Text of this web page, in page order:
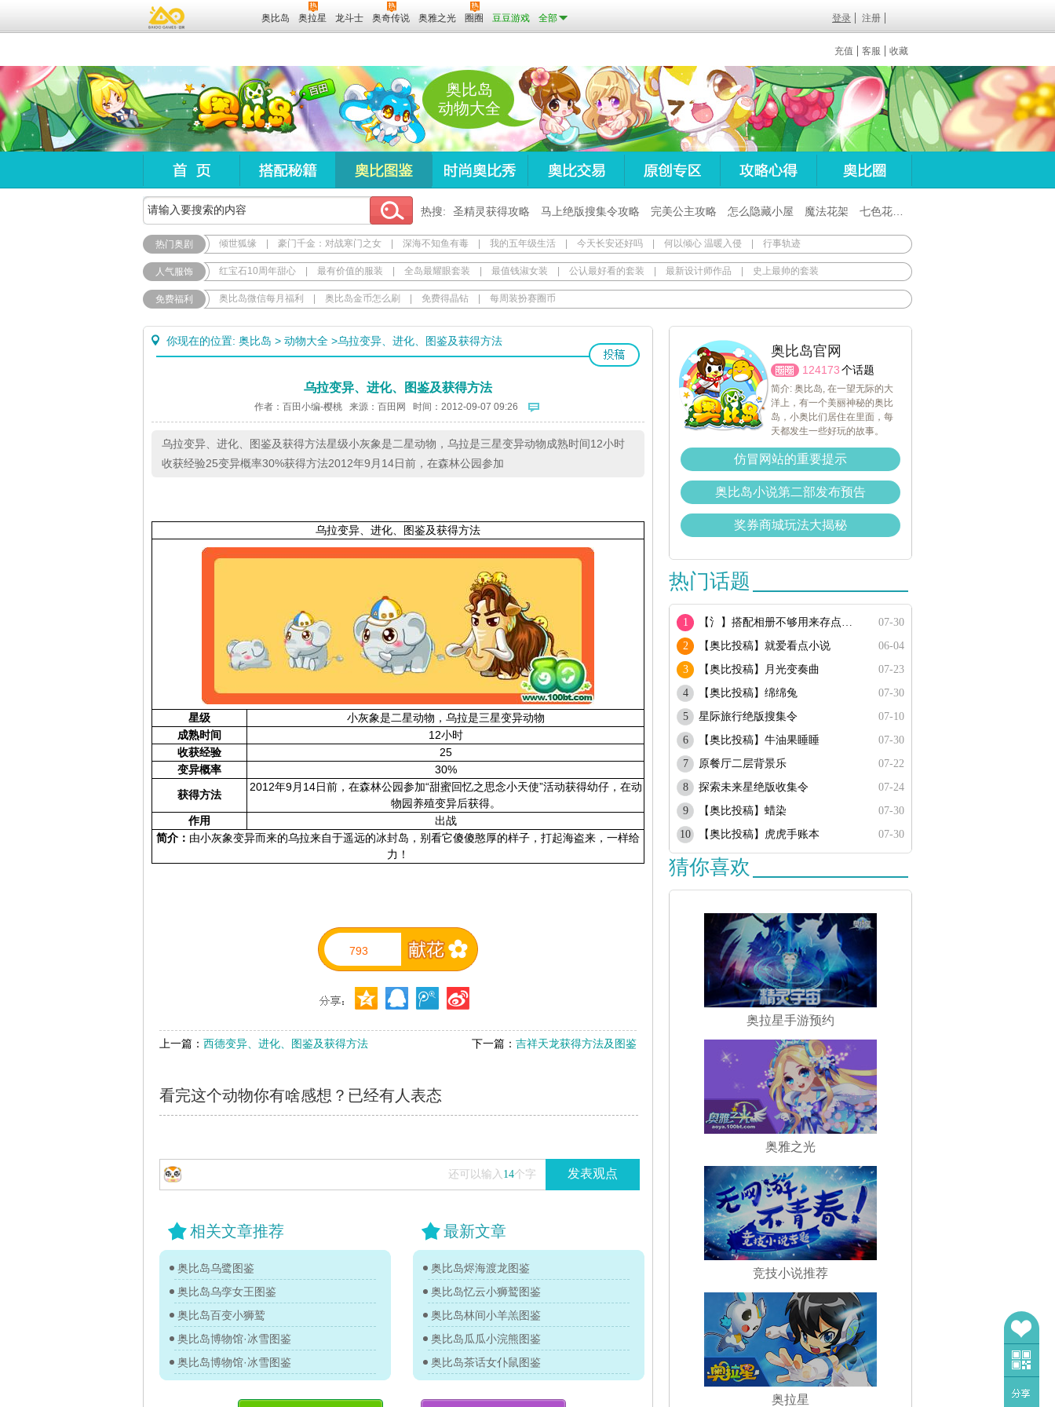
奥比岛 奥拉星 龙斗士 奥奇传说 奥雅之光 圈圈 豆豆游戏 全部 登录 注册
充值 客服 收藏
奥比岛
动物大全
热搜: 圣精灵获得攻略 马上绝版搜集令攻略 完美公主攻略 怎么隐藏小屋 魔法花架 七色花在哪
热门奥剧 倾世狐缘 豪门千金：对战寒门之女 深海不知鱼有毒 我的五年级生活 今天长安还好吗 何以倾心 温暖入侵 行事轨迹
人气服饰 红宝石10周年甜心 最有价值的服装 全岛最耀眼套装 最值钱淑女装 公认最好看的套装 最新设计师作品 史上最帅的套装
免费福利 奥比岛微信每月福利 奥比岛金币怎么刷 免费得晶钻 每周装扮赛圈币
你现在的位置: 奥比岛 > 动物大全 >乌拉变异、进化、图鉴及获得方法
乌拉变异、进化、图鉴及获得方法
作者：百田小编-樱桃 来源： 百田网 时间：2012-09-07 09:26
乌拉变异、进化、图鉴及获得方法星级小灰象是二星动物，乌拉是三星变异动物成熟时间12小时
收获经验25变异概率30%获得方法2012年9月14日前，在森林公园参加
乌拉变异、进化、图鉴及获得方法
星级
小灰象是二星动物，乌拉是三星变异动物
成熟时间
12小时
收获经验
25
变异概率
30%
获得方法
2012年9月14日前，在森林公园参加“甜蜜回忆之思念小天使”活动获得幼仔，在动
物园养殖变异后获得。
作用
出战
简介： 由小灰象变异而来的乌拉来自于遥远的冰封岛，别看它傻傻憨厚的样子，打起海盗来，一样给
力！
793
上一篇： 西德变异、进化、图鉴及获得方法 下一篇： 吉祥天龙获得方法及图鉴
看完这个动物你有啥感想？已经有人表态
还可以输入 14个字 发表观点
相关文章推荐
奥比岛乌鹭图鉴
奥比岛乌孪女王图鉴
奥比岛百变小狮鹫
奥比岛博物馆·冰雪图鉴
奥比岛博物馆·冰雪图鉴
最新文章
奥比岛烬海渡龙图鉴
奥比岛忆云小狮鹫图鉴
奥比岛林间小羊羔图鉴
奥比岛瓜瓜小浣熊图鉴
奥比岛茶话女仆鼠图鉴
奥比岛官网
124173个话题
简介: 奥比岛, 在一望无际的大
洋上，有一个美丽神秘的奥比
岛，小奥比们居住在里面，每
天都发生一些好玩的故事。
仿冒网站的重要提示
奥比岛小说第二部发布预告
奖券商城玩法大揭秘
热门话题
1 【氵】搭配相册不够用来存点搭配
07-30
2
【奥比投稿】就爱看点小说
06-04
3
【奥比投稿】月光变奏曲
07-23
4
【奥比投稿】绵绵兔
07-30
5
星际旅行绝版搜集令
07-10
6
【奥比投稿】牛油果睡睡
07-30
7
原餐厅二层背景乐
07-22
8
探索未来星绝版收集令
07-24
9
【奥比投稿】蜡染
07-30
10
【奥比投稿】虎虎手账本 07-30
猜你喜欢
奥拉星手游预约
奥雅之光
竞技小说推荐
奥拉星